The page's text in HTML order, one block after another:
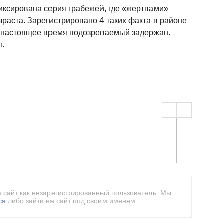
серия грабежей, где «жертвами»
Зарегистрировано 4 таких факта в районе
время подозреваемый задержан.
как незарегистрированный пользователь. Мы
либо зайти на сайт под своим именем.